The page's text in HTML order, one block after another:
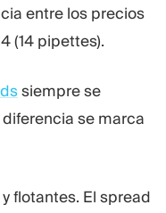
entre los precios
(14 pipettes).
siempre se
se marca
flotantes. El spread